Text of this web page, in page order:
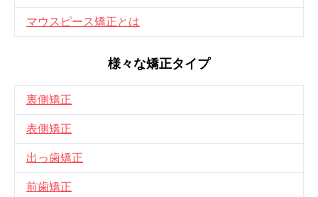
マウスピース矯正とは
様々な矯正タイプ
裏側矯正
表側矯正
出っ歯矯正
前歯矯正